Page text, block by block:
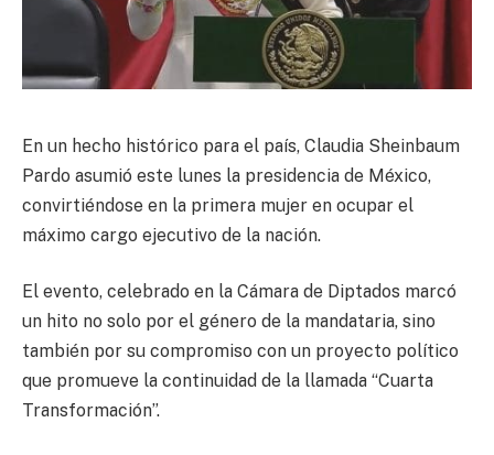
En un hecho histórico para el país, Claudia Sheinbaum
Pardo asumió este lunes la presidencia de México,
convirtiéndose en la primera mujer en ocupar el
máximo cargo ejecutivo de la nación.
El evento, celebrado en la Cámara de Diptados marcó
un hito no solo por el género de la mandataria, sino
también por su compromiso con un proyecto político
que promueve la continuidad de la llamada “Cuarta
Transformación”.